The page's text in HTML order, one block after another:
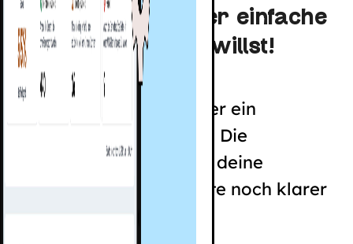
Alles, was du über einfache
Sprache wissen willst!
Nicht der kleinste, aber ein
gemeinsamer Nenner: Die
wichtigsten Tipps, um deine
Anliegen und Angebote noch klarer